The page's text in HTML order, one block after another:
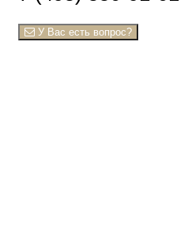
У Вас есть вопрос?